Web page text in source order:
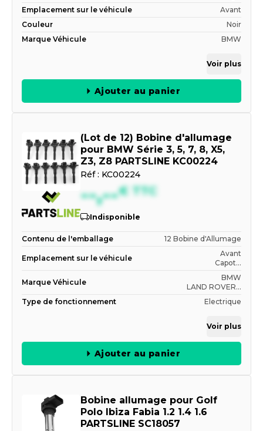
Emplacement sur le véhicule
Avant
Couleur
Noir
Marque Véhicule
BMW
Voir plus
Ajouter au panier
(Lot de 12) Bobine d'allumage
pour BMW Série 3, 5, 7, 8, X5,
Z3, Z8 PARTSLINE KC00224
Réf : KC00224
--,--€ TTC
Indisponible
Contenu de l'emballage 12 Bobine d'Allumage
Emplacement sur le véhicule
Avant
Capot...
Marque Véhicule
BMW
LAND ROVER...
Type de fonctionnement
Electrique
Voir plus
Ajouter au panier
Bobine allumage pour Golf
Polo Ibiza Fabia 1.2 1.4 1.6
PARTSLINE SC18057